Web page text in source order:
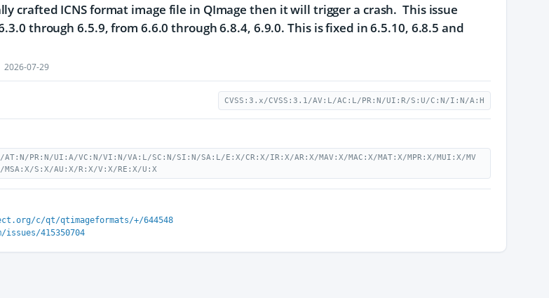
crafted ICNS format image file in QImage then it will trigger a crash. This issue
through 6.5.9, from 6.6.0 through 6.8.4, 6.9.0. This is fixed in 6.5.10, 6.8.5 and
2026-07-29
CVSS:3.x/CVSS:3.1/AV:L/AC:L/PR:N/UI:R/S:U/C:N/I:N/A:H
PR:N/UI:A/VC:N/VI:N/VA:L/SC:N/SI:N/SA:L/E:X/CR:X/IR:X/AR:X/MAV:X/MAC:X/MAT:X/MPR:X/MUI:X/MV
MSA:X/S:X/AU:X/R:X/V:X/RE:X/U:X
c/qt/qtimageformats/+/644548
415350704